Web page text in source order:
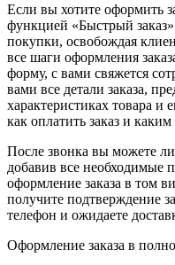
Если вы хотите оформить
функцией «Быстрый
покупки, освобождая
все шаги оформления
форму, с вами свяжется
вами все детали заказа,
характеристиках товара и
как оплатить заказ и
После звонка вы можете
добавив все необходимые
оформление заказа в том
получите подтверждение
телефон и ожидаете
Оформление заказа в